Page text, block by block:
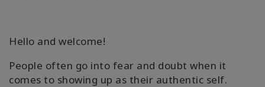
Hello and welcome!
People often go into fear and doubt when it
comes to showing up as their authentic self.